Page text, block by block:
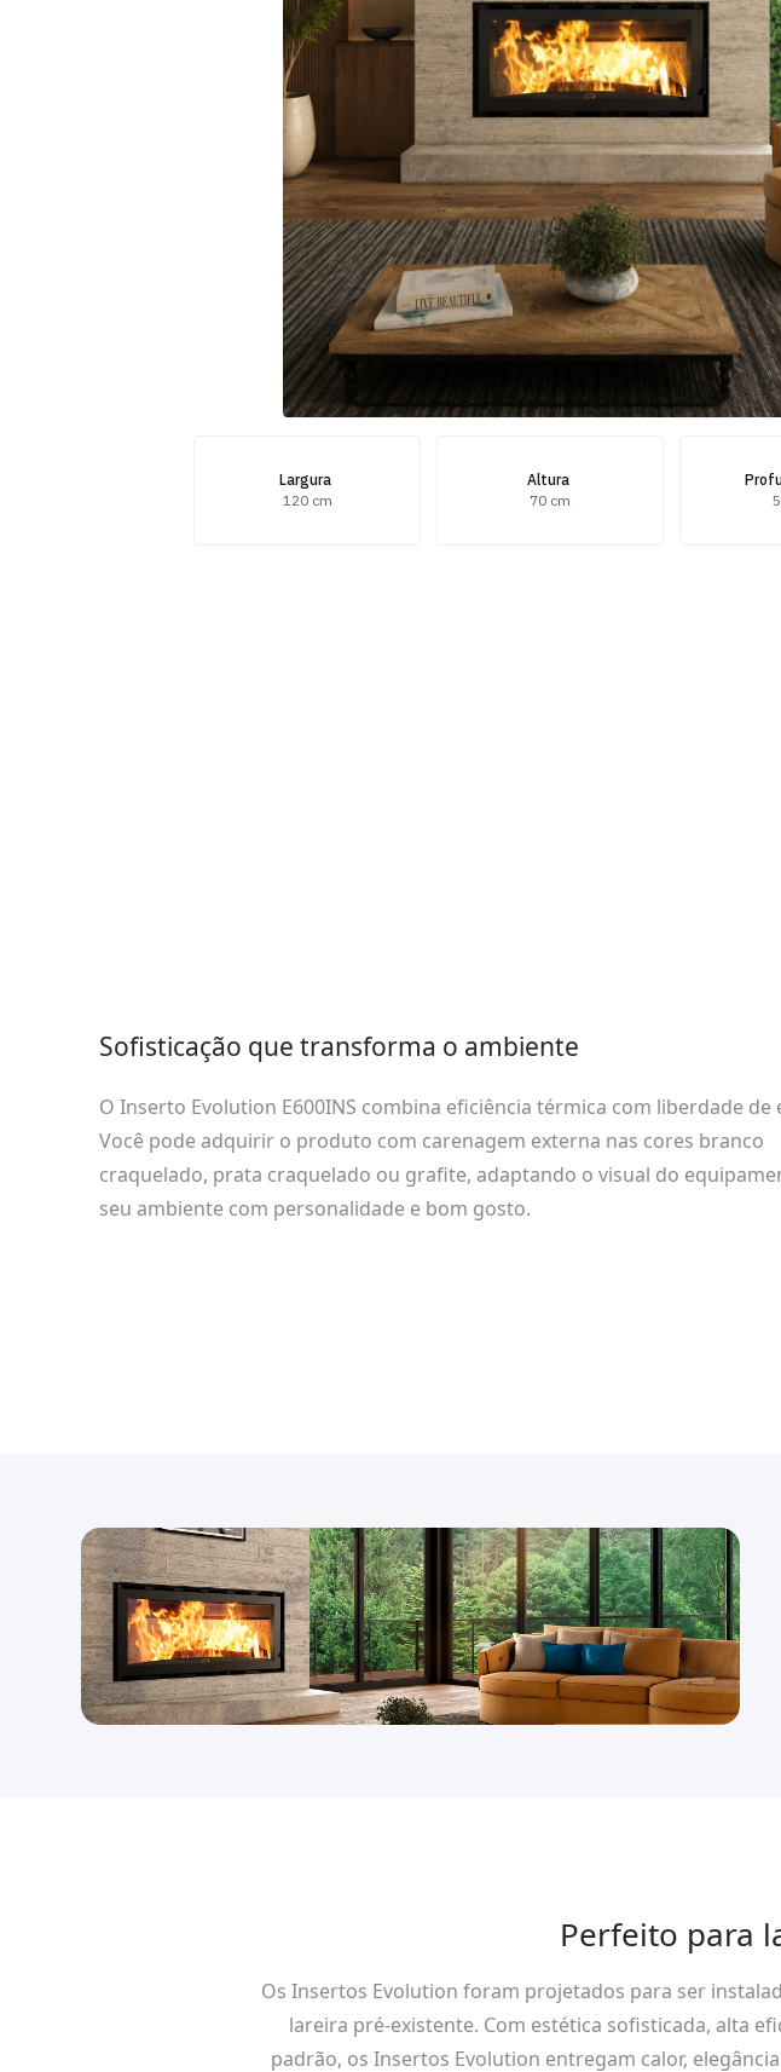
Largura
120 cm
Altura
70 cm
Sofisticação que transforma o ambiente
O Inserto Evolution E600INS combina eficiência térmica com liberdade de
Você pode adquirir o produto com carenagem externa nas cores branco
craquelado, prata craquelado ou grafite, adaptando o visual do
seu ambiente com personalidade e bom gosto.
Perfeito para
Os Insertos Evolution foram projetados para ser
lareira pré-existente. Com estética sofisticada, alta
padrão, os Insertos Evolution entregam calor,